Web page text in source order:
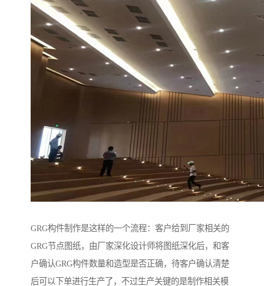
GRG构件制作是这样的一个流程：客户给到厂家相关的
GRG节点图纸，由厂家深化设计师将图纸深化后，和客
户确认GRG构件数量和造型是否正确，待客户确认清楚
后可以下单进行生产了，不过生产关键的是制作相关模